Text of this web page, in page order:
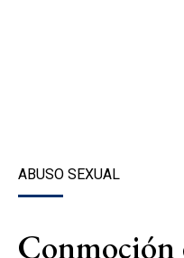
ABUSO SEXUAL
Conmoción